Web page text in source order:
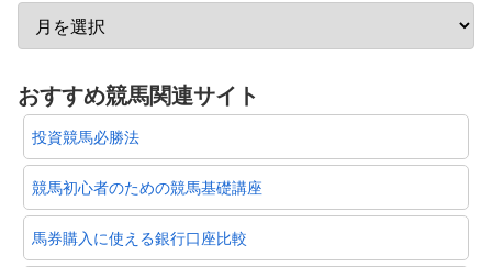
おすすめ競馬関連サイト
投資競馬必勝法
競馬初心者のための競馬基礎講座
馬券購入に使える銀行口座比較